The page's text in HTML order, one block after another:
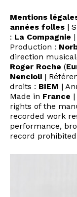
Mentions
années folles |
: La Compagnie
Production :
direction
Roger Roche (
Nencioli |
droits : BIEM |
Made in France
rights of the
recorded work
performance,
record prohibited